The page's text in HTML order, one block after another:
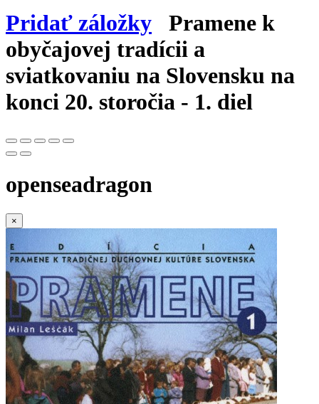
Pridať záložky Pramene k
obyčajovej tradícii a
sviatkovaniu na Slovensku na
konci 20. storočia - 1. diel
openseadragon
×